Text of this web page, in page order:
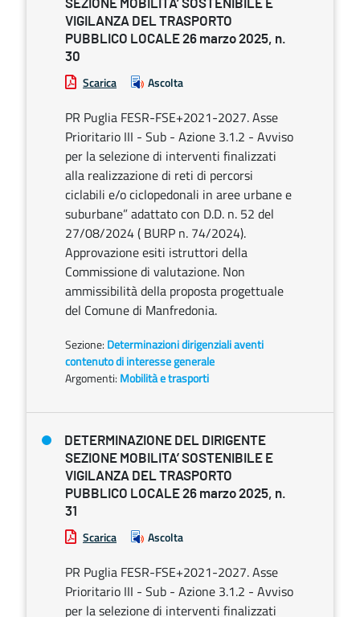
SEZIONE MOBILITA’ SOSTENIBILE E
VIGILANZA DEL TRASPORTO
PUBBLICO LOCALE 26 marzo 2025, n.
30
Scarica Ascolta
PR Puglia FESR-FSE+2021-2027. Asse
Prioritario III - Sub - Azione 3.1.2 - Avviso
per la selezione di interventi finalizzati
alla realizzazione di reti di percorsi
ciclabili e/o ciclopedonali in aree urbane e
suburbane” adattato con D.D. n. 52 del
27/08/2024 ( BURP n. 74/2024).
Approvazione esiti istruttori della
Commissione di valutazione. Non
ammissibilità della proposta progettuale
del Comune di Manfredonia.
Sezione: Determinazioni dirigenziali aventi
contenuto di interesse generale
Argomenti: Mobilità e trasporti
DETERMINAZIONE DEL DIRIGENTE
SEZIONE MOBILITA’ SOSTENIBILE E
VIGILANZA DEL TRASPORTO
PUBBLICO LOCALE 26 marzo 2025, n.
31
Scarica Ascolta
PR Puglia FESR-FSE+2021-2027. Asse
Prioritario III - Sub - Azione 3.1.2 - Avviso
per la selezione di interventi finalizzati